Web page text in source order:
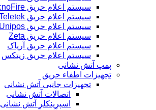
سیستم اعلام حریق TecnoFire
سیستم اعلام حریق Teletek
سیستم اعلام حریق Unipos
سیستم اعلام حریق Zeta
سیستم اعلام حریق آریاک
سیستم اعلام حریق زیتکس
پمپ آتش نشانی
تجهیزات اطفاء حریق
تجهیزات جانبی آتش نشانی
اتصالات آتش نشانی
اسپرینکلر آتش نشانی